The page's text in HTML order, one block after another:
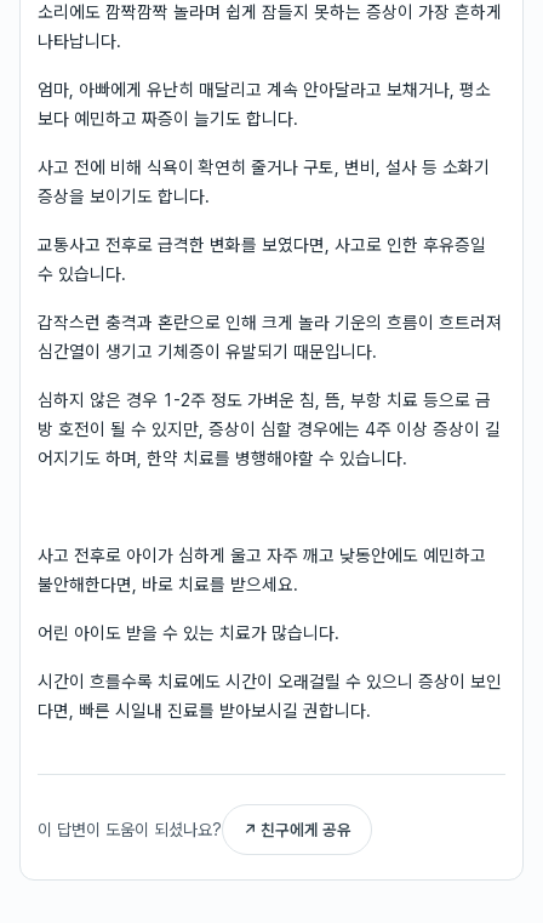
소리에도 깜짝깜짝 놀라며 쉽게 잠들지 못하는 증상이 가장 흔하게
나타납니다.
엄마, 아빠에게 유난히 매달리고 계속 안아달라고 보채거나, 평소
보다 예민하고 짜증이 늘기도 합니다.
사고 전에 비해 식욕이 확연히 줄거나 구토, 변비, 설사 등 소화기
증상을 보이기도 합니다.
교통사고 전후로 급격한 변화를 보였다면, 사고로 인한 후유증일
수 있습니다.
갑작스런 충격과 혼란으로 인해 크게 놀라 기운의 흐름이 흐트러져
심간열이 생기고 기체증이 유발되기 때문입니다.
심하지 않은 경우 1-2주 정도 가벼운 침, 뜸, 부항 치료 등으로 금
방 호전이 될 수 있지만, 증상이 심할 경우에는 4주 이상 증상이 길
어지기도 하며, 한약 치료를 병행해야할 수 있습니다.
사고 전후로 아이가 심하게 울고 자주 깨고 낮동안에도 예민하고
불안해한다면, 바로 치료를 받으세요.
어린 아이도 받을 수 있는 치료가 많습니다.
시간이 흐를수록 치료에도 시간이 오래걸릴 수 있으니 증상이 보인
다면, 빠른 시일내 진료를 받아보시길 권합니다.
이 답변이 도움이 되셨나요? ↗ 친구에게 공유